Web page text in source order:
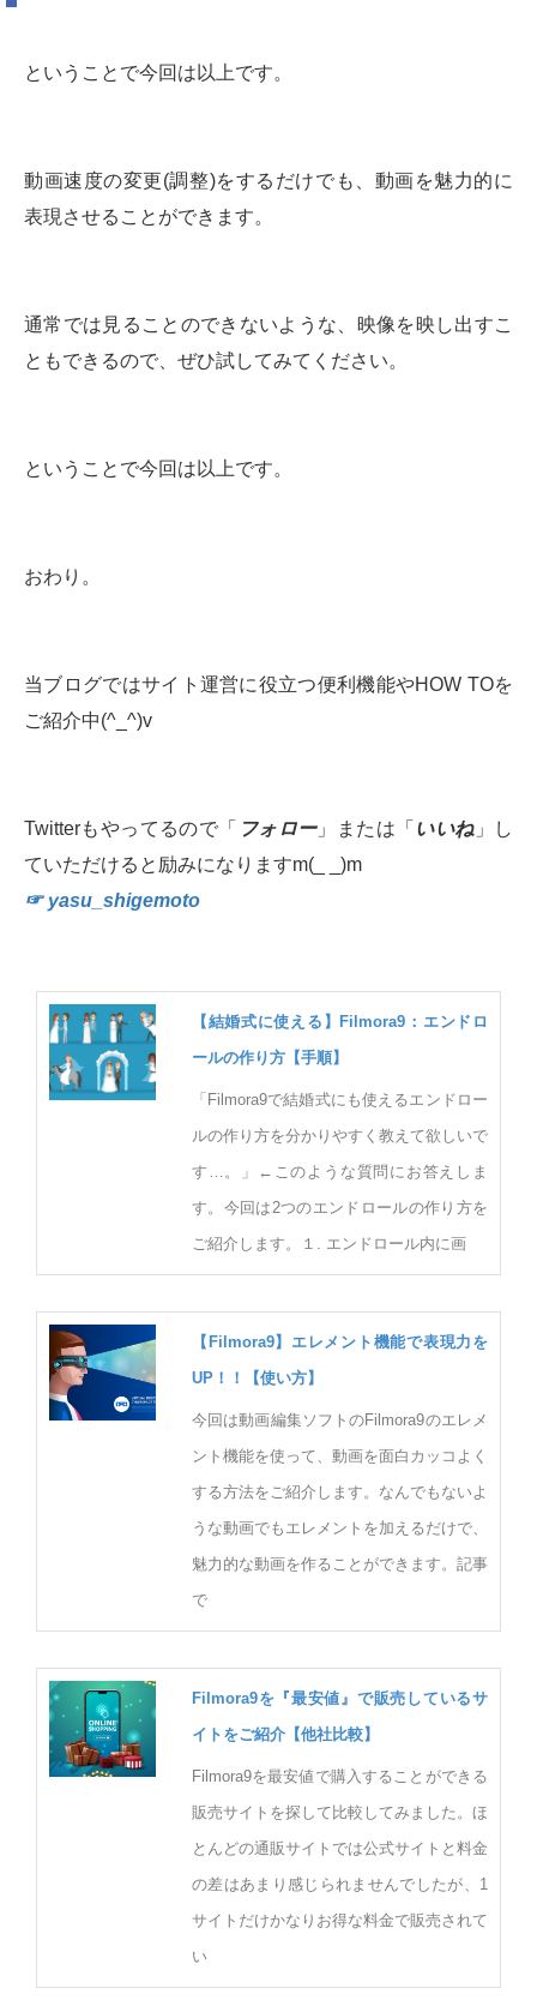
ということで今回は以上です。
動画速度の変更(調整)をするだけでも、動画を魅力的に
表現させることができます。
通常では見ることのできないような、映像を映し出すこ
ともできるので、ぜひ試してみてください。
ということで今回は以上です。
おわり。
当ブログではサイト運営に役立つ便利機能やHOW TOを
ご紹介中(^_^)v
Twitterもやってるので「 フォロー」または「 いいね」し
ていただけると励みになりますm(_ _)m
☞ yasu_shigemoto
【結婚式に使える】Filmora9：エンドロ
ールの作り方【手順】
「Filmora9で結婚式にも使えるエンドロー
ルの作り方を分かりやすく教えて欲しいで
す…。」←このような質問にお答えしま
す。今回は2つのエンドロールの作り方を
ご紹介します。１. エンドロール内に画
【Filmora9】エレメント機能で表現力を
UP！！【使い方】
今回は動画編集ソフトのFilmora9のエレメ
ント機能を使って、動画を面白カッコよく
する方法をご紹介します。なんでもないよ
うな動画でもエレメントを加えるだけで、
魅力的な動画を作ることができます。記事
で
Filmora9を『最安値』で販売しているサ
イトをご紹介【他社比較】
Filmora9を最安値で購入することができる
販売サイトを探して比較してみました。ほ
とんどの通販サイトでは公式サイトと料金
の差はあまり感じられませんでしたが、1
サイトだけかなりお得な料金で販売されて
い